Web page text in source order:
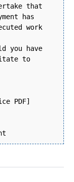
that
has
work
you have
to
PDF]